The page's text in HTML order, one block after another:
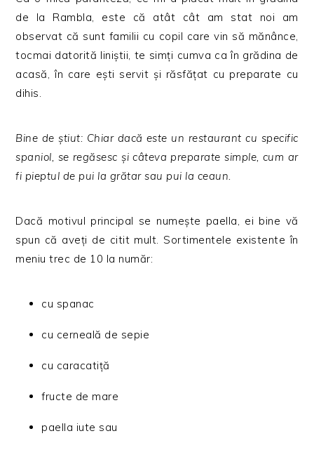
de la Rambla, este că atât cât am stat noi am
observat că sunt familii cu copil care vin să mănânce,
tocmai datorită liniștii, te simți cumva ca în grădina de
acasă, în care ești servit și răsfățat cu preparate cu
dihis.
Bine de știut: Chiar dacă este un restaurant cu specific
spaniol, se regăsesc și câteva preparate simple, cum ar
fi pieptul de pui la grătar sau pui la ceaun.
Dacă motivul principal se numește paella, ei bine vă
spun că aveți de citit mult. Sortimentele existente în
meniu trec de 10 la număr:
cu spanac
cu cerneală de sepie
cu caracatiță
fructe de mare
paella iute sau